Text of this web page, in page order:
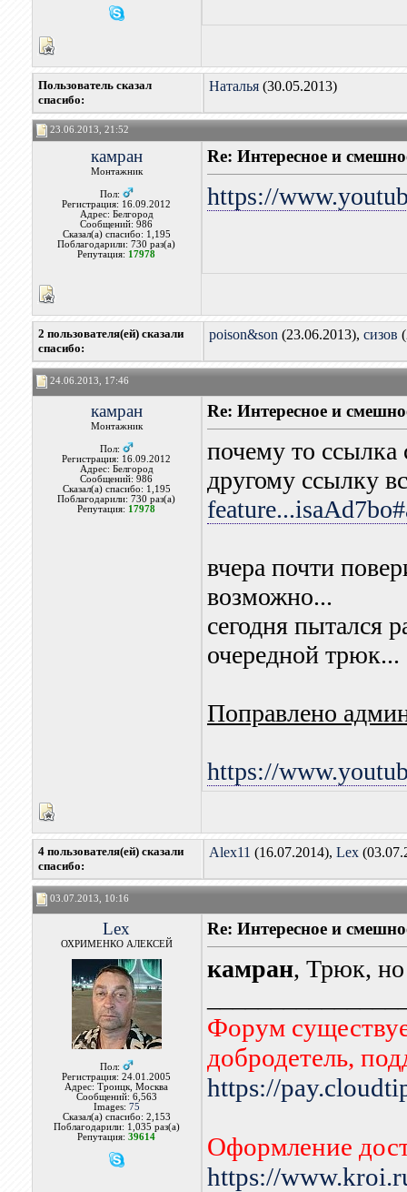
Пользователь сказал
cпасибо:
Наталья(30.05.2013)
23.06.2013, 21:52
камран
Монтажник
Пол:
Регистрация: 16.09.2012
Адрес: Белгород
Сообщений: 986
Сказал(а) спасибо: 1,195
Поблагодарили: 730 раз(а)
Репутация: 17978
Re: Интересное и
https://
2 пользователя(ей) сказали
cпасибо:
poison&son (23.06.2013), сизов
24.06.2013, 17:46
камран
Монтажник
Пол:
Регистрация: 16.09.2012
Адрес: Белгород
Сообщений: 986
Сказал(а) спасибо: 1,195
Поблагодарили: 730 раз(а)
Репутация: 17978
Re: Интересное и
почему то ссылка
другому ссылку
вчера почти
возможно...
сегодня пытался
очередной трюк...
Поправлено
https://
4 пользователя(ей) сказали
cпасибо:
Alex11 (16.07.2014), Lex
03.07.2013, 10:16
Lex
ОХРИМЕНКО АЛЕКСЕЙ
Пол:
Регистрация: 24.01.2005
Адрес: Троицк, Москва
Сообщений: 6,563
Images: 75
Сказал(а) спасибо: 2,153
Поблагодарили: 1,035 раз(а)
Репутация:39614
Re: Интересное и
камран, Трюк, но
Форум
добродетель,
https://
Оформление
https://